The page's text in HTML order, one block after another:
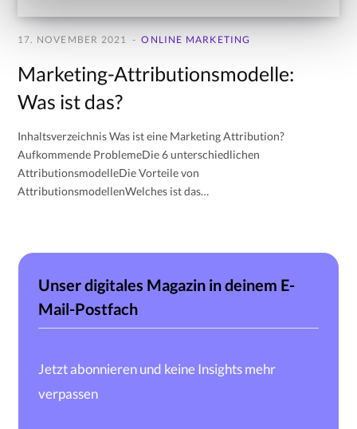
ONLINE MARKETING
17. NOVEMBER 2021
Marketing-Attributionsmodelle:
Was ist das?
Inhaltsverzeichnis Was ist eine Marketing Attribution?
Aufkommende ProblemeDie 6 unterschiedlichen
AttributionsmodelleDie Vorteile von
AttributionsmodellenWelches ist das…
Unser digitales Magazin in deinem E-
Mail-Postfach
Jetzt abonnieren und keine Insights mehr
verpassen